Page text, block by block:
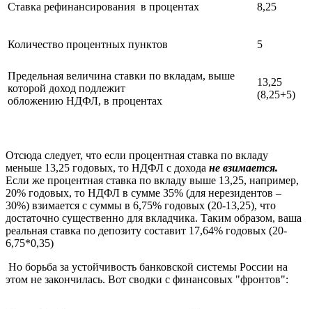
Ставка рефинансирования в процентах 8,25
Количество процентных пунктов 5
Предельная величина ставки по вкладам, выше
которой доход подлежит
обложению НДФЛ, в процентах
13,25
(8,25+5)
Отсюда следует, что если процентная ставка по вкладу
меньше 13,25 годовых, то НДФЛ с дохода не взимается.
Если же процентная ставка по вкладу выше 13,25, например,
20% годовых, то НДФЛ в сумме 35% (для нерезидентов –
30%) взимается с суммы в 6,75% годовых (20-13,25), что
достаточно существенно для вкладчика. Таким образом, ваша
реальная ставка по депозиту составит 17,64% годовых (20-
6,75*0,35)
Но борьба за устойчивость банковской системы России на
этом не закончилась. Вот сводки с финансовых "фронтов":